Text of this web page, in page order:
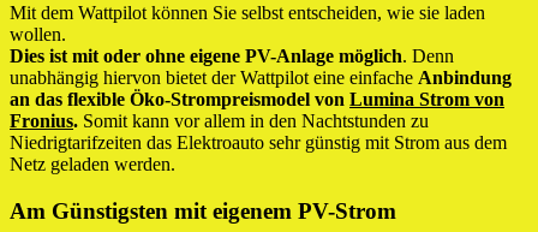
Mit dem Wattpilot können Sie selbst entscheiden, wie sie laden
wollen.
Dies ist mit oder ohne eigene PV-Anlage möglich. Denn
unabhängig hiervon bietet der Wattpilot eine einfache Anbindung
an das flexible Öko-Strompreismodel von Lumina Strom von
Fronius. Somit kann vor allem in den Nachtstunden zu
Niedrigtarifzeiten das Elektroauto sehr günstig mit Strom aus dem
Netz geladen werden.
Am Günstigsten mit eigenem PV-Strom